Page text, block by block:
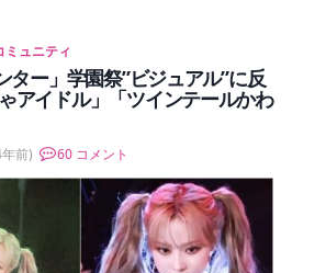
ミュニティ
ター」学園祭”ビジュアル”に反
アイドル」「ツインテールかわ
前) 60 コメント